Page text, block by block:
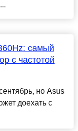
самый
с частотой
но Asus
доехать с